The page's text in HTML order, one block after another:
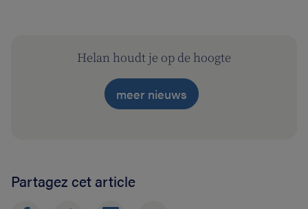
Helan houdt je op de hoogte
meer nieuws
Partagez cet article